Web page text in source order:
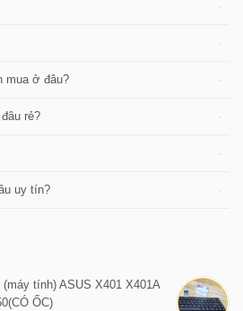
mua ở đâu?
rẻ?
uy tín?
tính) ASUS X401 X401A
ỐC)